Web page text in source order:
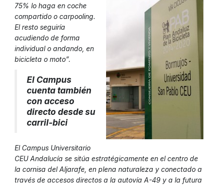
75% lo haga en coche
compartido o carpooling.
El resto seguiría
acudiendo de forma
individual o andando, en
bicicleta o moto”.
El Campus
cuenta también
con acceso
directo desde su
carril-bici
El Campus Universitario
CEU Andalucía se sitúa estratégicamente en el centro de
la cornisa del Aljarafe, en plena naturaleza y conectado a
través de accesos directos a la autovía A-49 y a la futura